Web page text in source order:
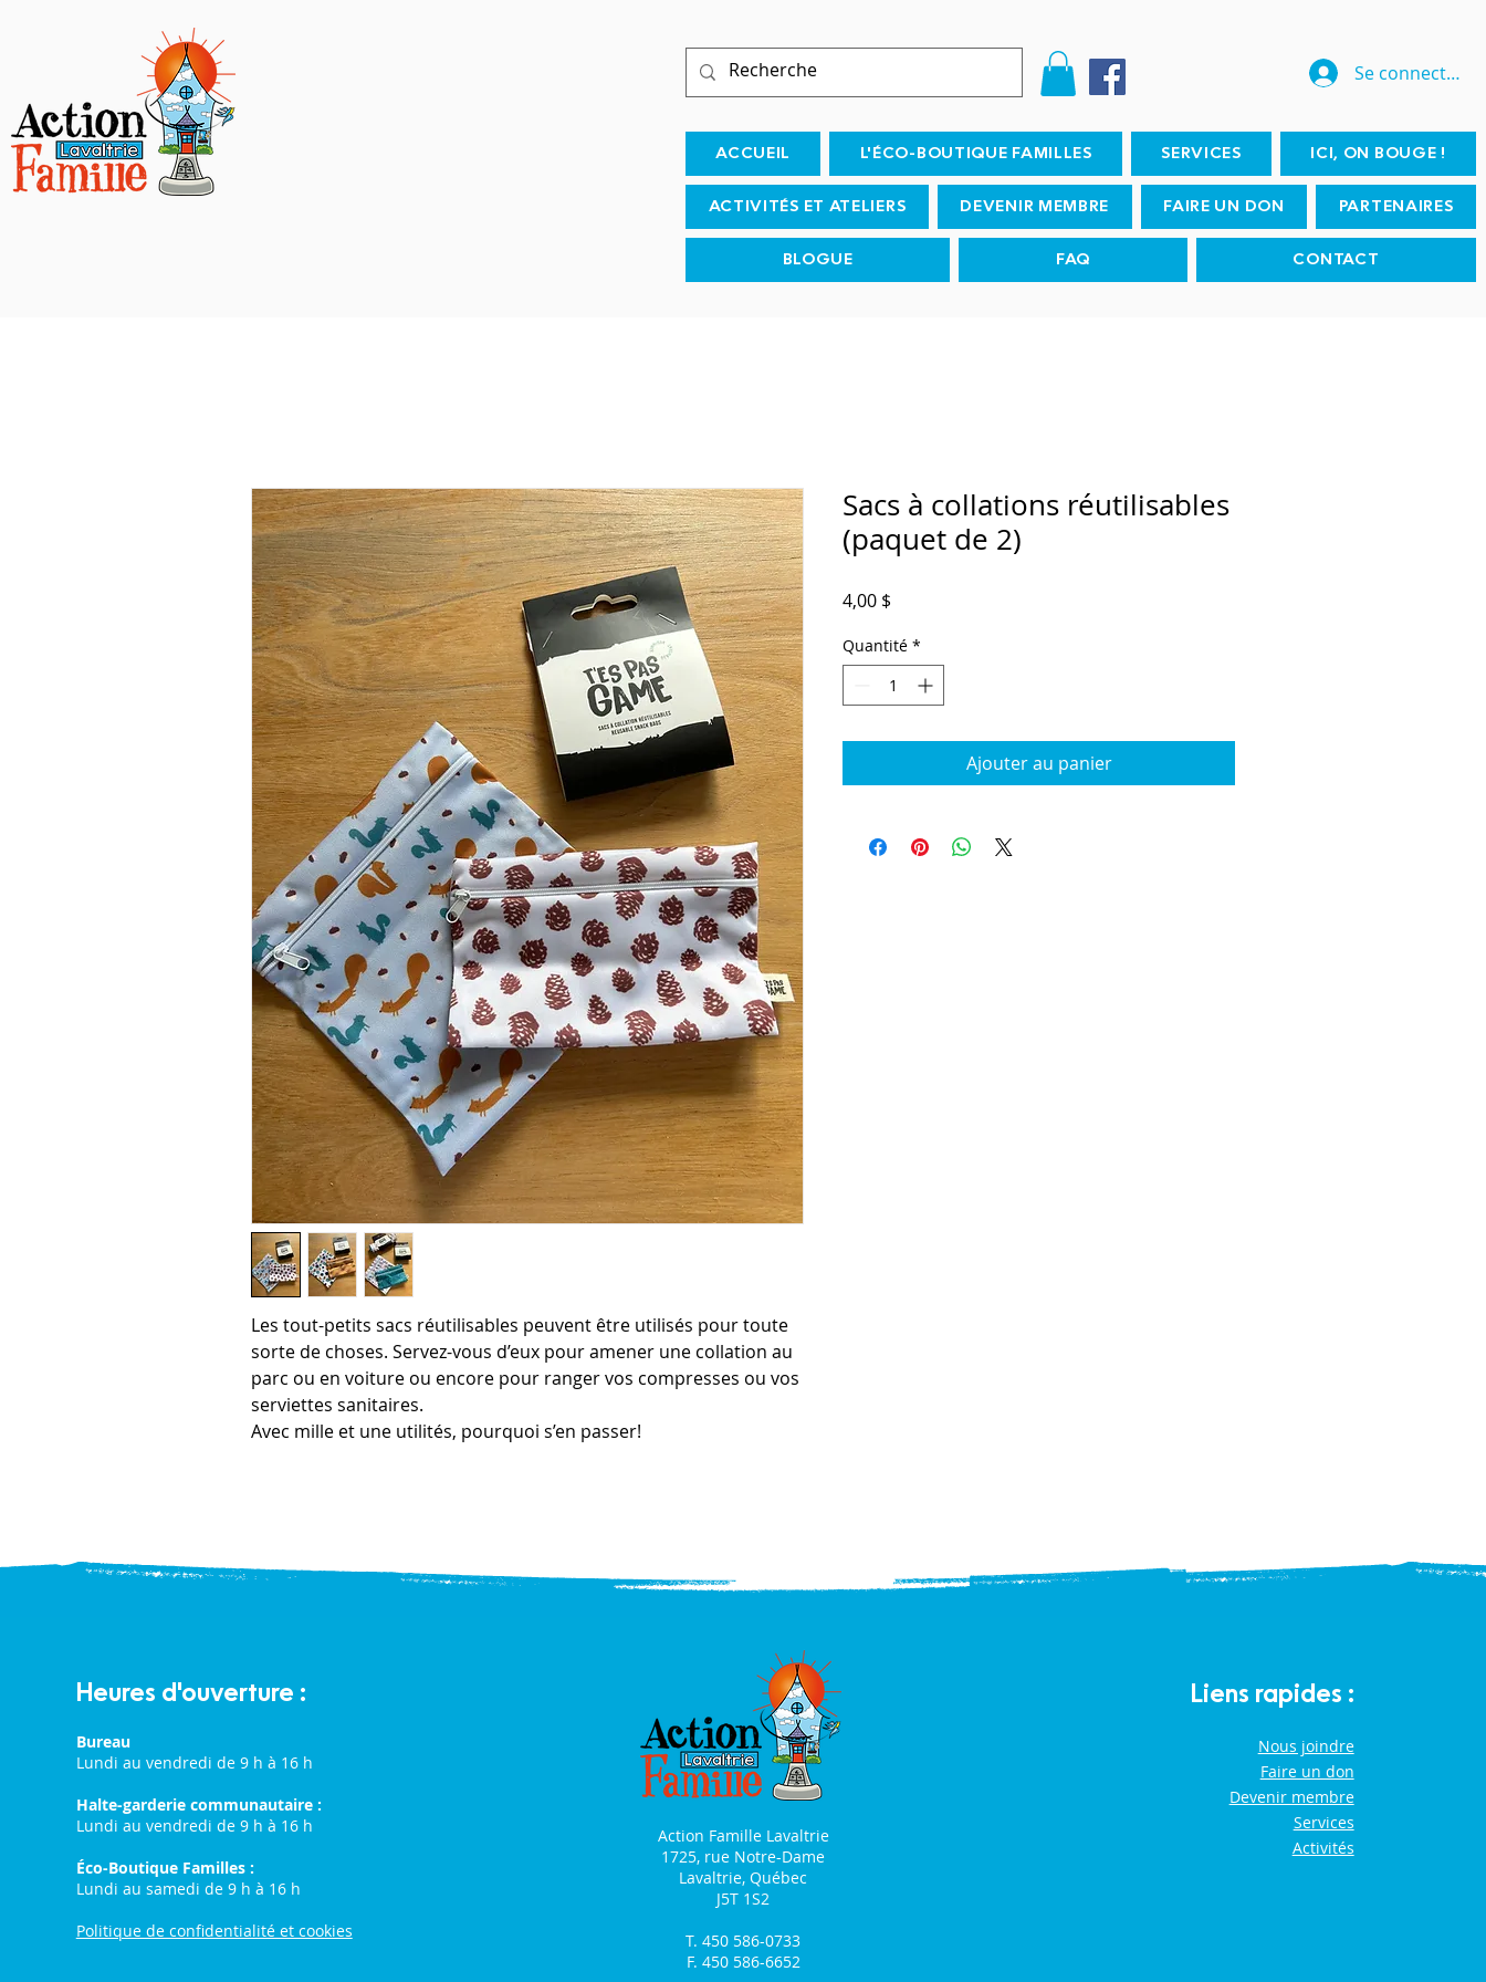
Se connecter
ACCUEIL L'ÉCO-BOUTIQUE FAMILLES SERVICES ICI, ON BOUGE !
ACTIVITÉS ET ATELIERS DEVENIR MEMBRE FAIRE UN DON PARTENAIRES
BLOGUE FAQ CONTACT
Les tout-petits sacs réutilisables peuvent être utilisés pour toute
sorte de choses. Servez-vous d’eux pour amener une collation au
parc ou en voiture ou encore pour ranger vos compresses ou vos
serviettes sanitaires.
Avec mille et une utilités, pourquoi s’en passer!
Sacs à collations réutilisables
(paquet de 2)
4,00 $
Quantité *
Ajouter au panier
Heures d'ouverture :
Bureau
Lundi au vendredi de 9 h à 16 h
Halte-garderie communautaire :
Lundi au vendredi de 9 h à 16 h
Éco-Boutique Familles :
Lundi au samedi de 9 h à 16 h
Politique de confidentialité et cookies
Action Famille Lavaltrie
1725, rue Notre-Dame
Lavaltrie, Québec
J5T 1S2
T. 450 586-0733
F. 450 586-6652
Liens rapides :
Nous joindre
Faire un don
Devenir membre
Services
Activités